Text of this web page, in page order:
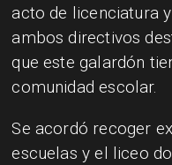
acto de licenciatura
ambos directivos
que este galardón
comunidad escolar.
Se acordó recoger
escuelas y el liceo